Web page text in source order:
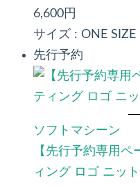
6,600円
サイズ : ONE SIZE
先行予約
ソフトマシーン
【先行予約専用
ィング ロゴ ニッ